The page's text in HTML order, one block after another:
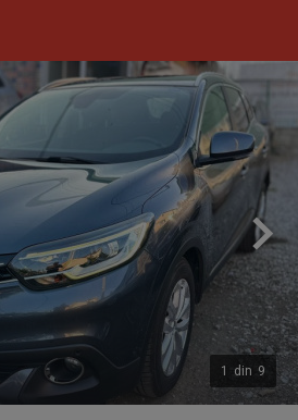
1 din 9